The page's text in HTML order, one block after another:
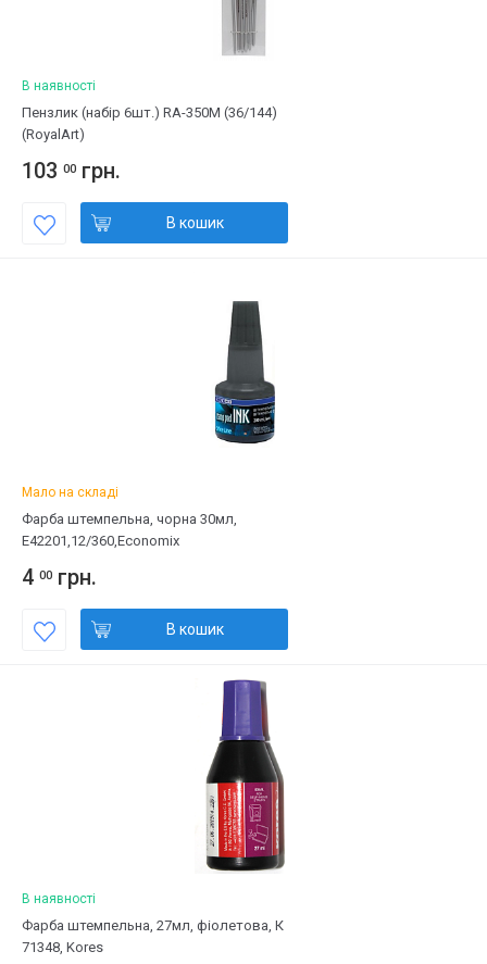
В наявності
Пензлик (набір 6шт.) RA-350M (36/144)
(RoyalArt)
103 00 грн.
В кошик
Мало на складі
Фарба штемпельна, чорна 30мл,
Е42201,12/360,Economіx
4 00 грн.
В кошик
В наявності
Фарба штемпельна, 27мл, фіолетова, К
71348, Kores